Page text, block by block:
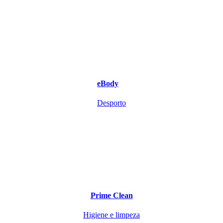
eBody
Desporto
Prime Clean
Higiene e limpeza